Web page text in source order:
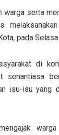
warga serta
pada
di
senantiasa
isu-isu yang
warga